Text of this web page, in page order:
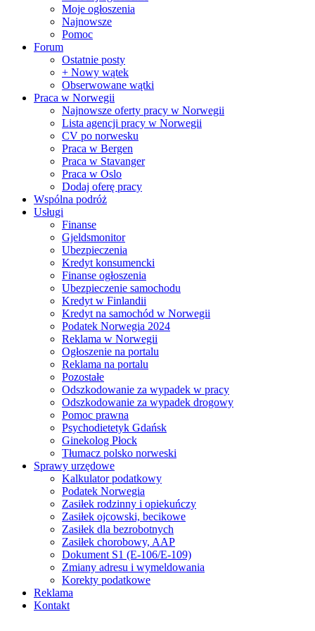
Moje ogłoszenia
Najnowsze
Pomoc
Forum
Ostatnie posty
+ Nowy wątek
Obserwowane wątki
Praca w Norwegii
Najnowsze oferty pracy w Norwegii
Lista agencji pracy w Norwegii
CV po norwesku
Praca w Bergen
Praca w Stavanger
Praca w Oslo
Dodaj oferę pracy
Wspólna podróż
Usługi
Finanse
Gjeldsmonitor
Ubezpieczenia
Kredyt konsumencki
Finanse ogłoszenia
Ubezpieczenie samochodu
Kredyt w Finlandii
Kredyt na samochód w Norwegii
Podatek Norwegia 2024
Reklama w Norwegii
Ogłoszenie na portalu
Reklama na portalu
Pozostałe
Odszkodowanie za wypadek w pracy
Odszkodowanie za wypadek drogowy
Pomoc prawna
Psychodietetyk Gdańsk
Ginekolog Płock
Tłumacz polsko norweski
Sprawy urzędowe
Kalkulator podatkowy
Podatek Norwegia
Zasiłek rodzinny i opiekuńczy
Zasiłek ojcowski, becikowe
Zasiłek dla bezrobotnych
Zasiłek chorobowy, AAP
Dokument S1 (E-106/E-109)
Zmiany adresu i wymeldowania
Korekty podatkowe
Reklama
Kontakt